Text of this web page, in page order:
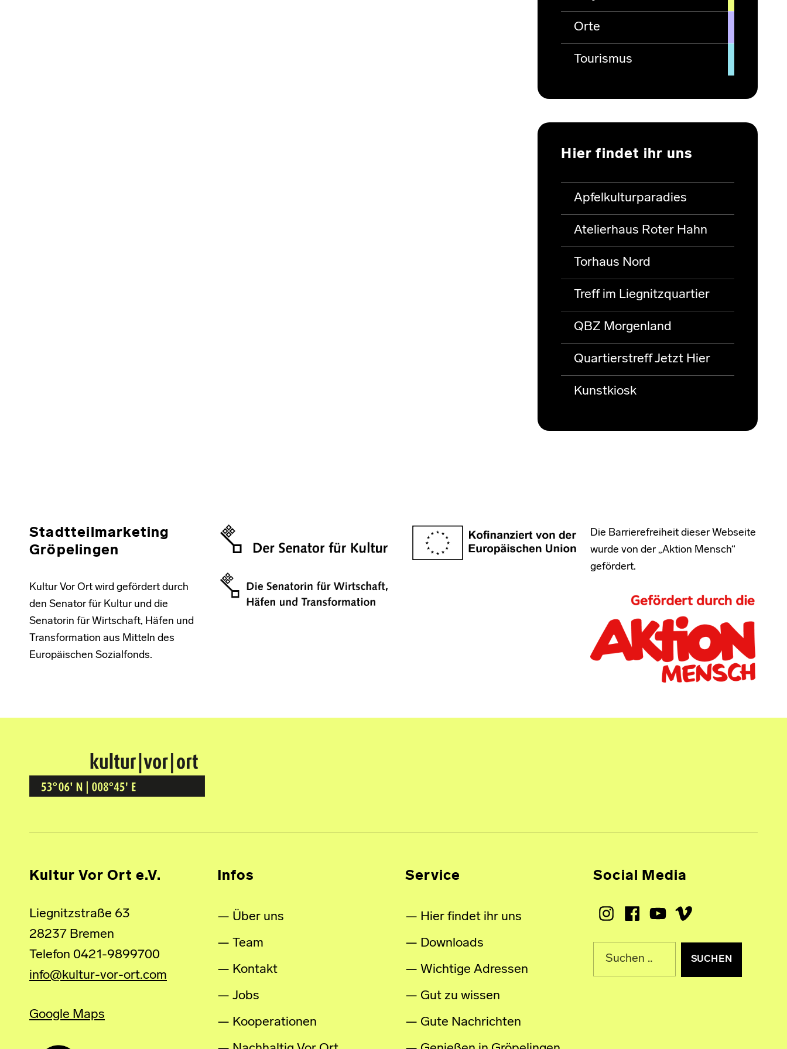
Orte
Tourismus
Hier findet ihr uns
Apfelkulturparadies
Atelierhaus Roter Hahn
Torhaus Nord
Treff im Liegnitzquartier
QBZ Morgenland
Quartierstreff Jetzt Hier
Kunstkiosk
Stadtteilmarketing
Gröpelingen
Kultur Vor Ort wird gefördert durch
den Senator für Kultur und die
Senatorin für Wirtschaft, Häfen und
Transformation aus Mitteln des
Europäischen Sozialfonds.
Die Barrierefreiheit dieser Webseite
wurde von der „Aktion Mensch“
gefördert.
Kultur Vor Ort
BREMEN GRÖPELINGEN
Kultur Vor Ort e.V.
Liegnitzstraße 63
28237 Bremen
Telefon 0421-9899700
info@kultur-vor-ort.com
Google Maps
Infos
Über uns
Team
Kontakt
Jobs
Kooperationen
Service
Hier findet ihr uns
Downloads
Wichtige Adressen
Gut zu wissen
Gute Nachrichten
Social Media
InstagramFacebookYoutubeVimeo
Suche nach: